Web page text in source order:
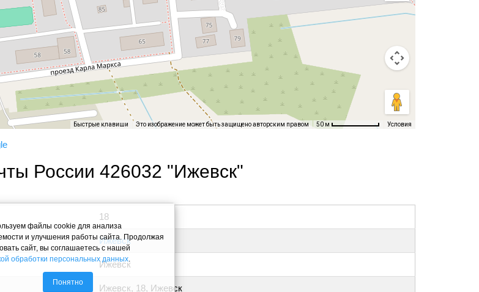
Быстрые клавиши Это изображение может быть защищено авторским правом 50 м Условия
России 426032 "Ижевск"
18
Ижевск
Ижевск
Ижевск, 18, Ижевск
файлы cookie для анализа
и улучшения работы сайта. Продолжая
сайт, вы соглашаетесь с нашей
обработки персональных данных.
Понятно